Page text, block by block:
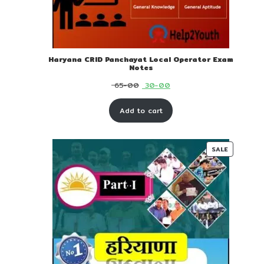
Haryana CRID Panchayat Local Operator Exam
Notes
65-00 Original
price
was:
00.
30-00Current
price
is:
00.
Add to cart
SALE
SALE